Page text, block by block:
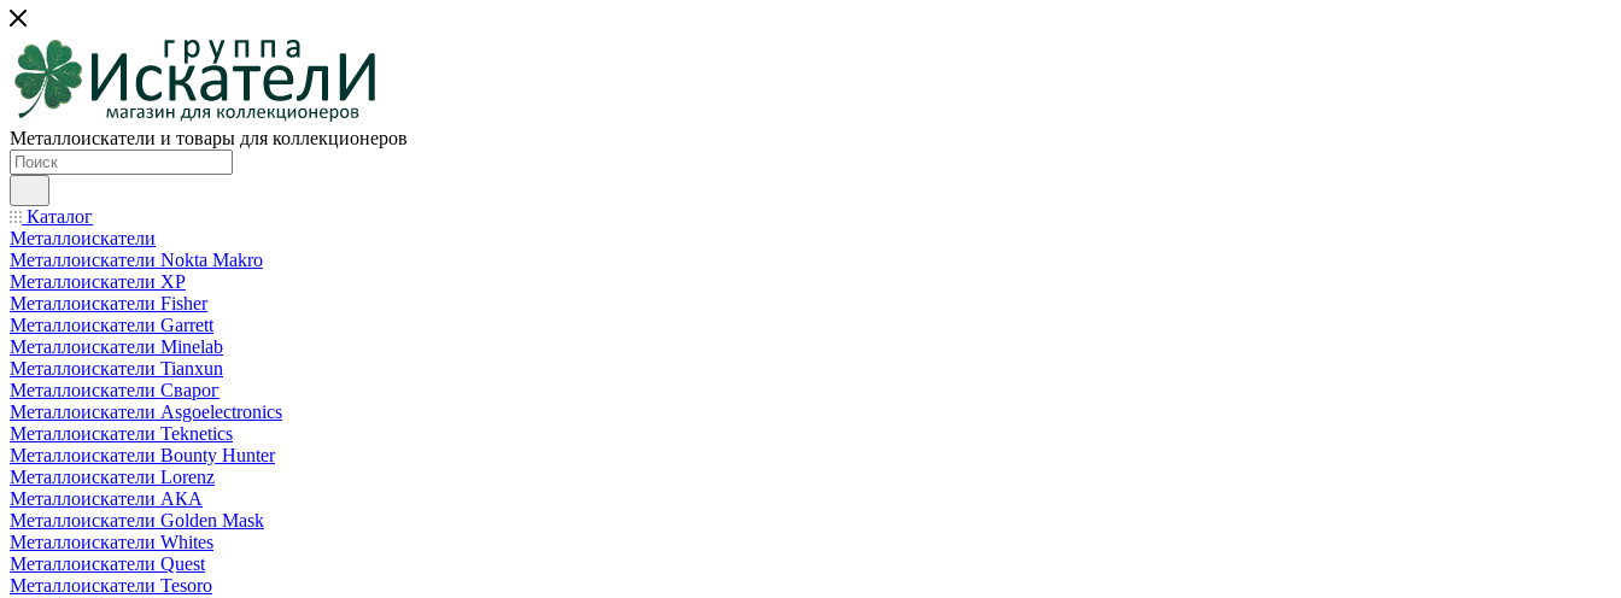
Металлоискатели и товары для коллекционеров
Каталог
Металлоискатели
Металлоискатели Nokta Makro
Металлоискатели XP
Металлоискатели Fisher
Металлоискатели Garrett
Металлоискатели Minelab
Металлоискатели Tianxun
Металлоискатели Сварог
Металлоискатели Asgoelectronics
Металлоискатели Teknetics
Металлоискатели Bounty Hunter
Металлоискатели Lorenz
Металлоискатели АКА
Металлоискатели Golden Mask
Металлоискатели Whites
Металлоискатели Quest
Металлоискатели Tesoro